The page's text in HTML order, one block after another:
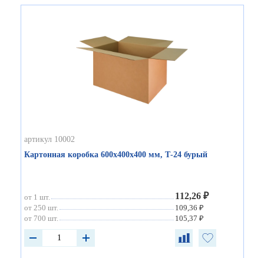
артикул 10002
Картонная коробка 600х400х400 мм, Т-24 бурый
от 1 шт. 112,26 ₽
от 250 шт.
109,36 ₽
от 700 шт.
105,37 ₽